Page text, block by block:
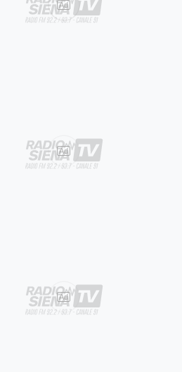
Ad
Ad
Ad